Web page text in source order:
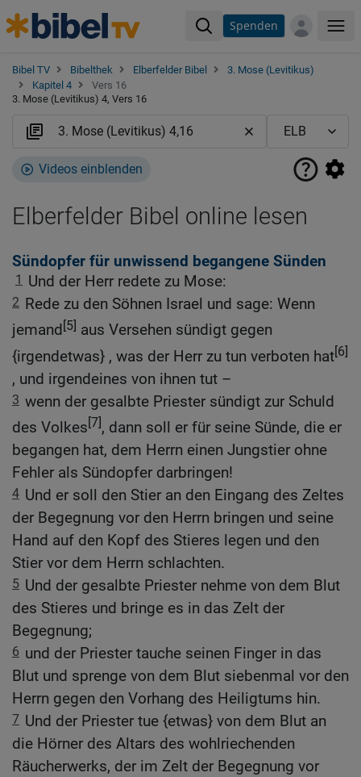
Spenden
Bibel TV Bibelthek Elberfelder Bibel
3. Mose (Levitikus)
Kapitel 4
Vers 16
3. Mose (Levitikus) 4, Vers 16
Videos einblenden
Elberfelder Bibel online lesen
Sündopfer für unwissend begangene Sünden
1 Und der Herr redete zu Mose:
2 Rede zu den Söhnen Israel und sage: Wenn
jemand [5] aus Versehen sündigt gegen
{irgendetwas} , was der Herr zu tun verboten hat[6]
, und irgendeines von ihnen tut –
3 wenn der gesalbte Priester sündigt zur Schuld
des Volkes[7], dann soll er für seine Sünde, die er
begangen hat, dem Herrn einen Jungstier ohne
Fehler als Sündopfer darbringen!
4 Und er soll den Stier an den Eingang des Zeltes
der Begegnung vor den Herrn bringen und seine
Hand auf den Kopf des Stieres legen und den
Stier vor dem Herrn schlachten.
5 Und der gesalbte Priester nehme von dem Blut
des Stieres und bringe es in das Zelt der
Begegnung;
6 und der Priester tauche seinen Finger in das
Blut und sprenge von dem Blut siebenmal vor den
Herrn gegen den Vorhang des Heiligtums hin.
7 Und der Priester tue {etwas} von dem Blut an
die Hörner des Altars des wohlriechenden
Räucherwerks, der im Zelt der Begegnung vor